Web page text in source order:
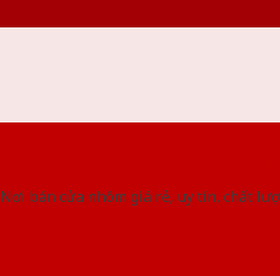
Nơi bán cửa nhôm giá rẻ, uy tín, chất